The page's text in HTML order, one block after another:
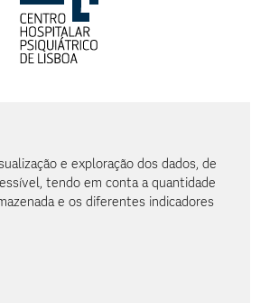
e exploração dos dados, de
tendo em conta a quantidade
e os diferentes indicadores